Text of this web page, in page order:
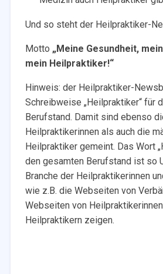
Und so steht der Heilpraktiker-
Motto „Meine Gesundheit,
mein Heilpraktiker!“
Hinweis: der Heilpraktiker-
Schreibweise „Heilpraktiker“ für
Berufstand. Damit sind ebenso
Heilpraktikerinnen als auch die
Heilpraktiker gemeint. Das Wort
den gesamten Berufstand ist so
Branche der Heilpraktikerinnen
wie z.B. die Webseiten von
Webseiten von
Heilpraktikern zeigen.